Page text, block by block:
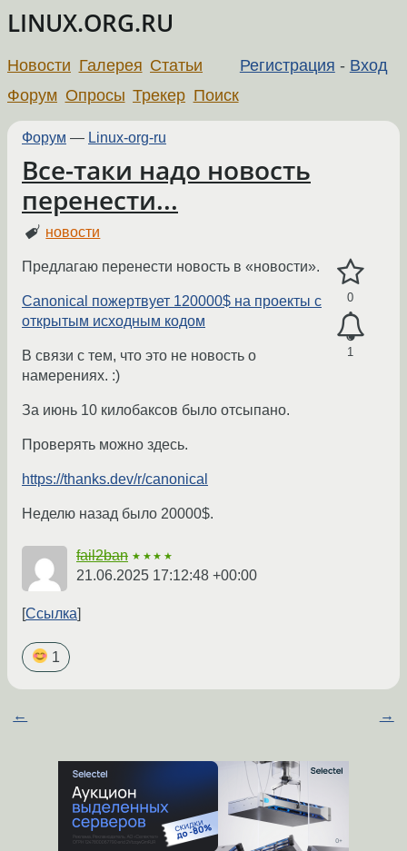
LINUX.ORG.RU
Регистрация - Вход
Новости Галерея Статьи
Форум Опросы Трекер Поиск
Форум — Linux-org-ru
Все-таки надо новость
перенести...
новости
0
1
Предлагаю перенести новость в «новости».
Canonical пожертвует 120000$ на проекты с
открытым исходным кодом
В связи с тем, что это не новость о
намерениях. :)
За июнь 10 килобаксов было отсыпано.
Проверять можно здесь.
https://thanks.dev/r/canonical
Неделю назад было 20000$.
fail2ban ★★★★
21.06.2025 17:12:48 +00:00
Ссылка
1
← →